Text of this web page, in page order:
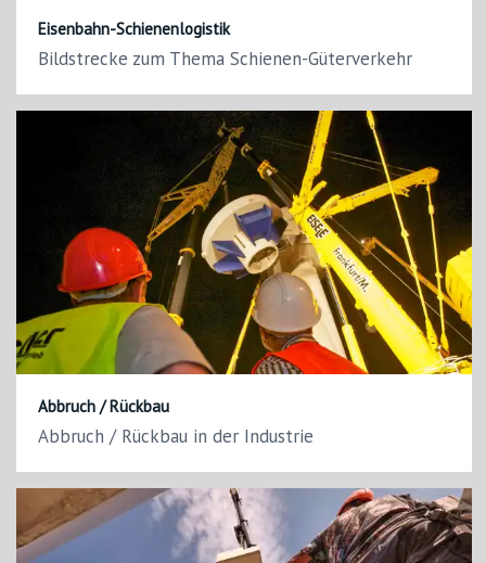
Eisenbahn-Schienenlogistik
Bildstrecke zum Thema Schienen-Güterverkehr
Abbruch / Rückbau
Abbruch / Rückbau in der Industrie